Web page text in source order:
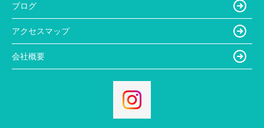
ブログ
アクセスマップ
会社概要